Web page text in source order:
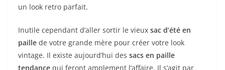
un look retro parfait.
Inutile cependant d’aller sortir le vieux sac d’été en
paille de votre grande mère pour créer votre look
vintage. Il existe aujourd’hui des sacs en paille
tendance qui feront amplement l’affaire. Il s’agit par